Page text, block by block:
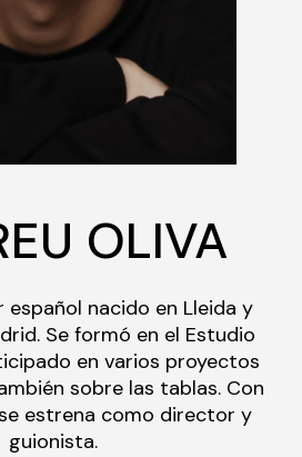
OLIVA
nacido en Lleida y
Se formó en el Estudio
en varios proyectos
sobre las tablas. Con
estrena como director y
guionista.